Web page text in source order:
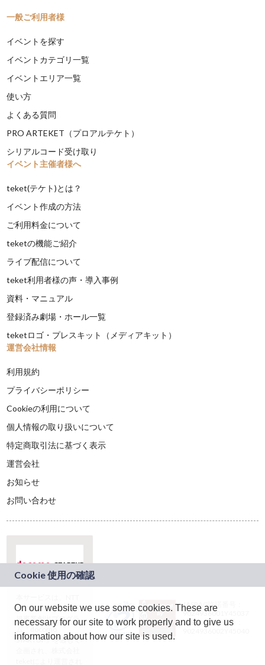
一般ご利用者様
イベントを探す
イベントカテゴリ一覧
イベントエリア一覧
使い方
よくある質問
PRO ARTEKET（プロアルテケト）
シリアルコード受け取り
イベント主催者様へ
teket(テケト)とは？
イベント作成の方法
ご利用料金について
teketの機能ご紹介
ライブ配信について
teket利用者様の声・導入事例
資料・マニュアル
登録済み劇場・ホール一覧
teketロゴ・プレスキット（メディアキット）
運営会社情報
利用規約
プライバシーポリシー
Cookieの利用について
個人情報の取り扱いについて
特定商取引法に基づく表示
運営会社
お知らせ
お問い合わせ
ドコモグループの新
規事業創出プログラ
ム「docomo
STARTUP」を通じて
JASRAC許諾番号：
9024936001Y45037
JASRAC許諾番号：
On our website we use some cookies. These are
necessary for our site to work properly and to give us
information about how our site is used.